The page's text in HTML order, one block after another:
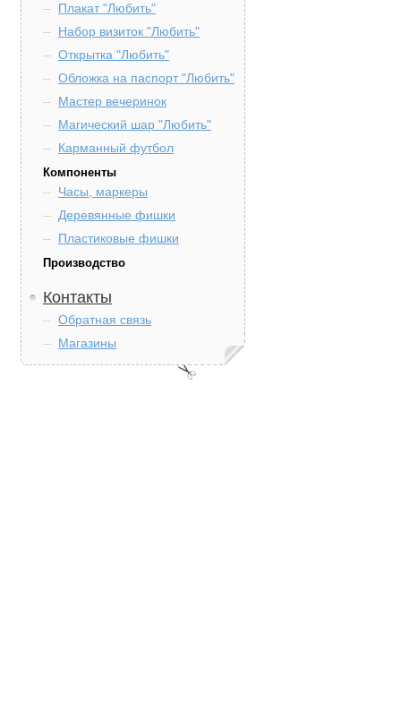
Плакат "Любить"
Набор визиток "Любить"
Открытка "Любить"
Обложка на паспорт "Любить"
Мастер вечеринок
Магический шар "Любить"
Карманный футбол
Компоненты
Часы, маркеры
Деревянные фишки
Пластиковые фишки
Производство
Контакты
Обратная связь
Магазины